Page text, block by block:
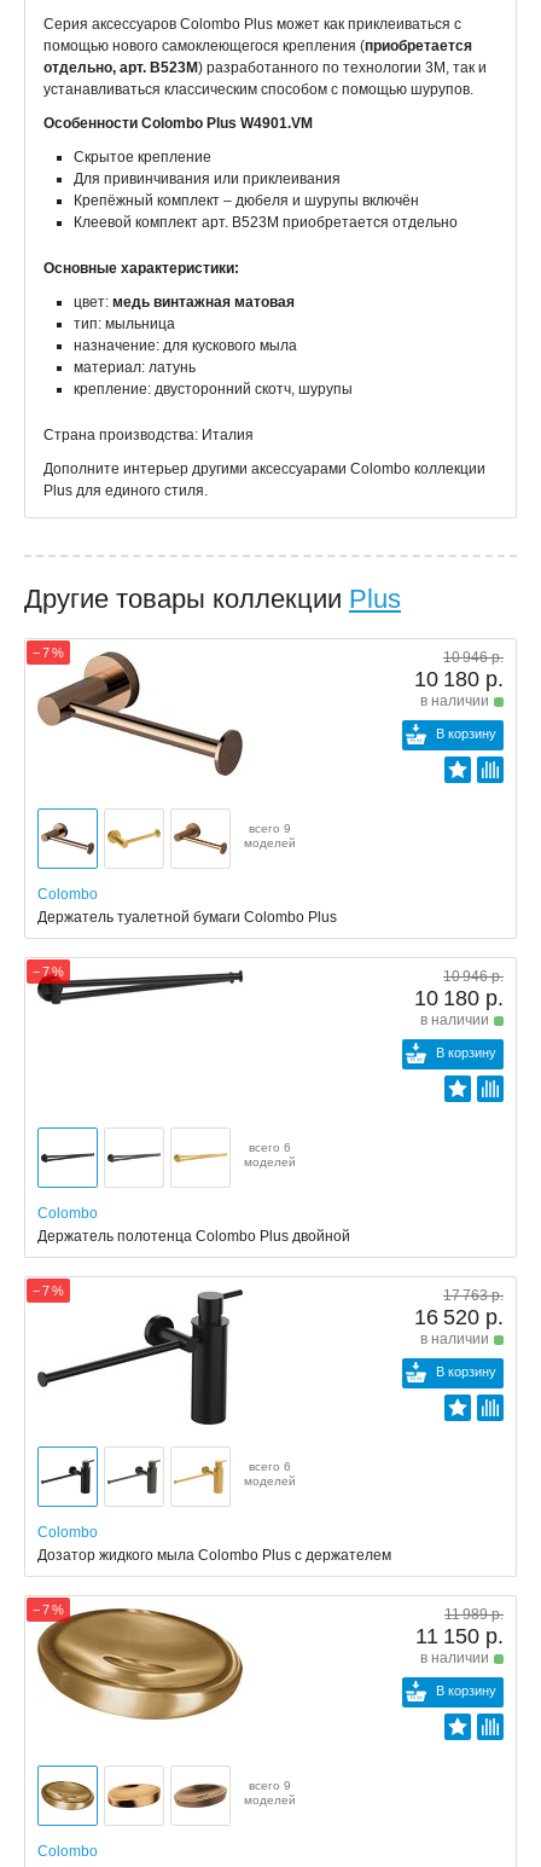
Серия аксессуаров Colombo Plus может как приклеиваться с
помощью нового самоклеющегося крепления (приобретается
отдельно, арт. B523M) разработанного по технологии 3M, так и
устанавливаться классическим способом с помощью шурупов.
Особенности Colombo Plus W4901.VM
Cкрытое крепление
Для привинчивания или приклеивания
Крепёжный комплект – дюбеля и шурупы включён
Клеевой комплект арт. B523M приобретается отдельно
Основные характеристики:
цвет: медь винтажная матовая
тип: мыльница
назначение: для кускового мыла
материал: латунь
крепление: двусторонний скотч, шурупы
Страна производства: Италия
Дополните интерьер другими аксессуарами Colombo коллекции
Plus для единого стиля.
Другие товары коллекции Plus
− 7 % 10 946 р.
10 180 р.
в наличии
В корзину
всего 9
моделей
Colombo
Держатель туалетной бумаги Colombo Plus
− 7 % 10 946 р.
10 180 р.
в наличии
В корзину
всего 6
моделей
Colombo
Держатель полотенца Colombo Plus двойной
− 7 % 17 763 р.
16 520 р.
в наличии
В корзину
всего 6
моделей
Colombo
Дозатор жидкого мыла Colombo Plus с держателем
− 7 % 11 989 р.
11 150 р.
в наличии
В корзину
всего 9
моделей
Colombo